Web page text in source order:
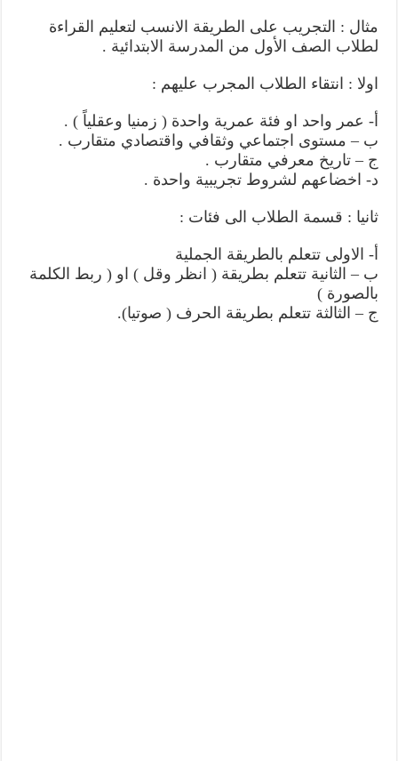
مثال : التجريب على الطريقة الانسب لتعليم القراءة
لطلاب الصف الأول من المدرسة الابتدائية .
اولا : انتقاء الطلاب المجرب عليهم :
أ- عمر واحد او فئة عمرية واحدة ( زمنيا وعقلياً ) .
ب – مستوى اجتماعي وثقافي واقتصادي متقارب .
ج – تاريخ معرفي متقارب .
د- اخضاعهم لشروط تجريبية واحدة .
ثانيا : قسمة الطلاب الى فئات :
أ- الاولى تتعلم بالطريقة الجملية
ب – الثانية تتعلم بطريقة ( انظر وقل ) او ( ربط الكلمة
بالصورة )
ج – الثالثة تتعلم بطريقة الحرف ( صوتيا).